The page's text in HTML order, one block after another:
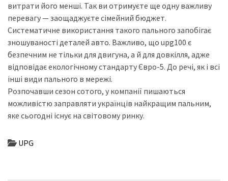
витрати його менші. Так ви отримуєте ще одну важливу
перевагу — заощаджуєте сімейний бюджет.
Систематичне використання такого пального запобігає
зношуваності деталей авто. Важливо, що upg100 є
безпечним не тільки для двигуна, а й для довкілля, адже
відповідає екологічному стандарту Євро-5. До речі, як і всі
інші види пального в мережі.
Розпочавши сезон сотого, у компанії пишаються
можливістю заправляти українців найкращим пальним,
яке сьогодні існує на світовому ринку.
UPG